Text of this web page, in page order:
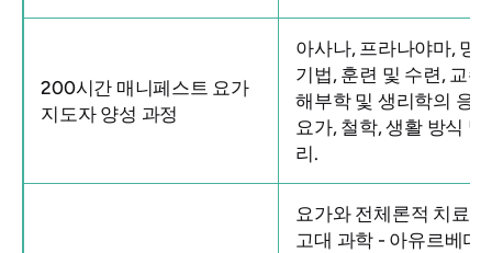
200시간 매니페스트 요가
지도자 양성 과정
아사나, 프라나야마, 명
기법, 훈련 및 수련, 교수
해부학 및 생리학의 응
요가, 철학, 생활 방식 및
리.
요가와 전체론적 치료
고대 과학 - 아유르베다,